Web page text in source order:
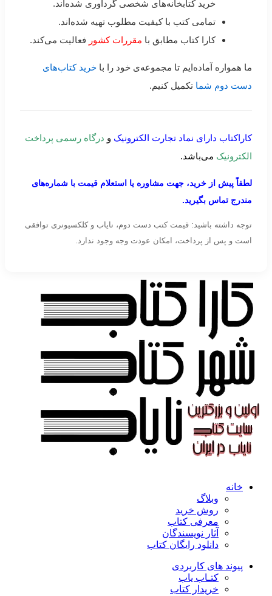
خرید کتابخانه‌های شخصی گردآوری شده‌اند.
تمامی کتب با کیفیت مطلوب تهیه شده‌اند.
کارا کتاب مطابق با مقررات کشور فعالیت می‌کند.
ما همواره آماده‌ایم تا مجموعه‌ی خود را با خرید کتاب‌های
دست دوم شما تکمیل کنیم.
کاراکتاب دارای نماد تجارت الکترونیک و درگاه رسمی پرداخت
الکترونیک می‌باشد.
لطفاً پیش از خرید، جهت مشاوره یا استعلام قیمت با شماره‌های
مندرج تماس بگیرید.
توجه داشته باشید: قیمت کتب دست دوم، نایاب و کلکسیونری توافقی
است و پس از پرداخت، امکان عودت وجه وجود ندارد.
خانه
وبلاگ
روش خرید
معرفی کتاب
آثار نویسندگان
دانلود رایگان کتاب
پیوند های کاربردی
کتـاب یاب
خریدار کتاب